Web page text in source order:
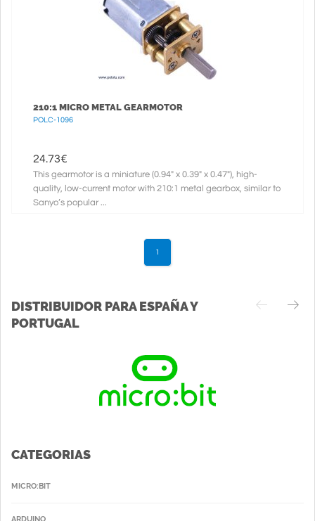
210:1 MICRO METAL GEARMOTOR
POLC-1096
24.73€
This gearmotor is a miniature (0.94" x 0.39" x 0.47"), high-
quality, low-current motor with 210:1 metal gearbox, similar to
Sanyo’s popular ...
1
DISTRIBUIDOR PARA ESPAÑA Y
PORTUGAL
CATEGORIAS
MICRO:BIT